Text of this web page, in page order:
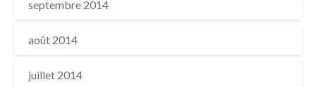
septembre 2014
août 2014
juillet 2014